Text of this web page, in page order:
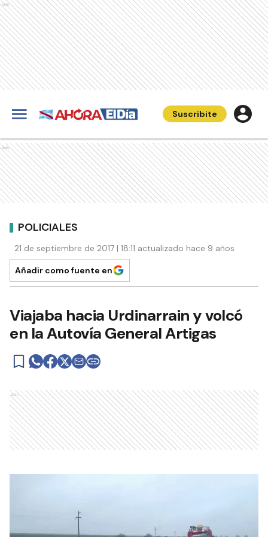
Ads
Suscribite
Ads
POLICIALES
21 de septiembre de 2017 | 18:11 actualizado hace 9 años
Añadir como fuente en
Viajaba hacia Urdinarrain y volcó
en la Autovía General Artigas
Ads